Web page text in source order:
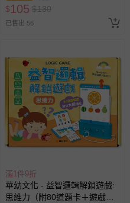
奶瓶、擠乳器、哺乳衣、托腹
者。
服務。
見：退換貨 & 退款問題
商品需加收離島運費。廠商
偏遠地區、樓層親送等加價
$105 $130
已售出 56
滿1件9折
華幼文化 - 益智邏輯解鎖遊戲:
思維力（附80道題卡＋遊戲鑰